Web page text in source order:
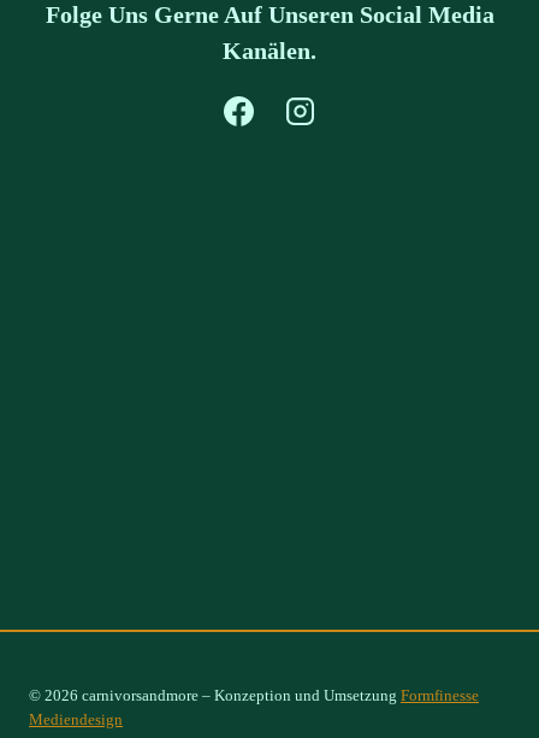
Folge Uns Gerne Auf Unseren Social Media
Kanälen.
© 2026 carnivorsandmore – Konzeption und Umsetzung Formfinesse
Mediendesign